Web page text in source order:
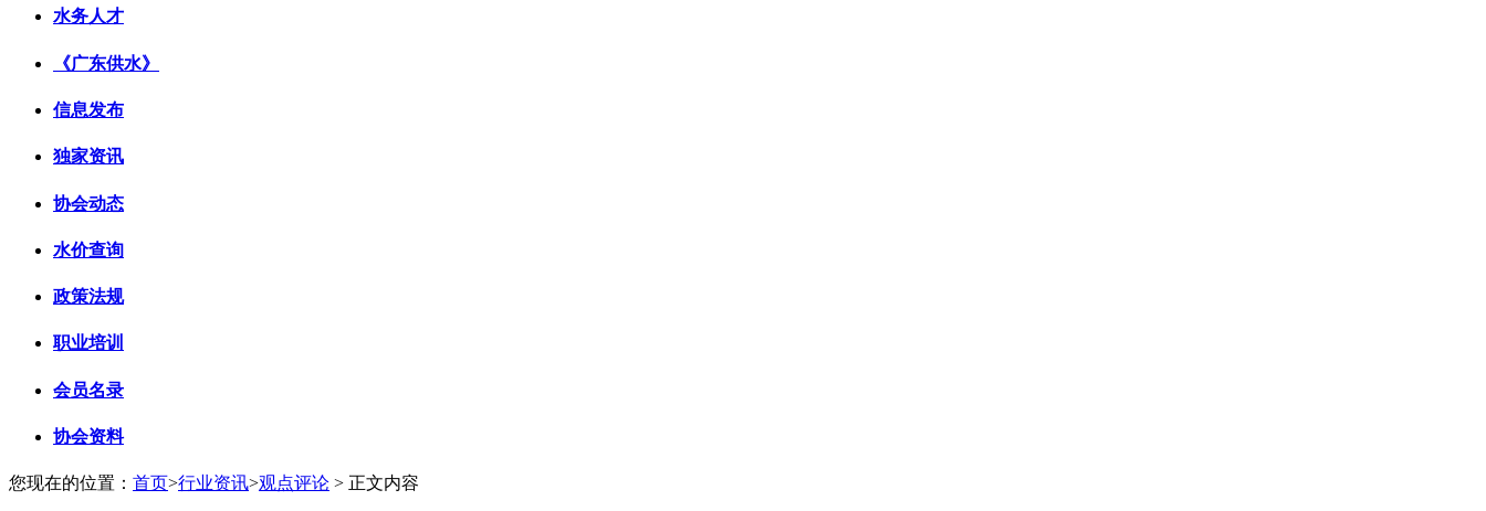
水务人才
《广东供水》
信息发布
独家资讯
协会动态
水价查询
政策法规
职业培训
会员名录
协会资料
您现在的位置： 首页>行业资讯>观点评论 > 正文内容